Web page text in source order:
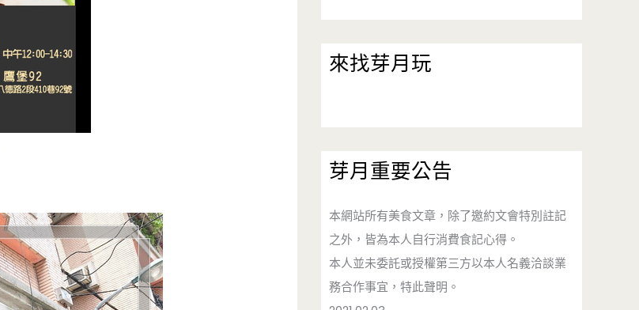
來找芽月玩
芽月重要公告
本網站所有美食文章，除了邀約文會特別註記
之外，皆為本人自行消費食記心得。
本人並未委託或授權第三方以本人名義洽談業
務合作事宜，特此聲明。